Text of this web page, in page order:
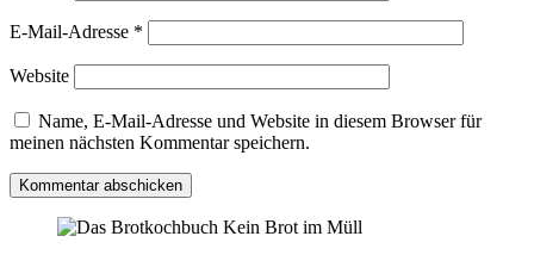
E-Mail-Adresse *
Website
Name, E-Mail-Adresse und Website in diesem Browser für
meinen nächsten Kommentar speichern.